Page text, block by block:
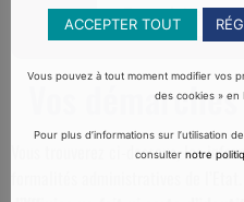
Formulaire
Vos
Vous trouverez ci-dessous, les
ACCEPTER TOUT
Vous pouvez à tout moment modifier vos
des cookies » en
Pour plus d’informations sur l’utilisation
consulternotre